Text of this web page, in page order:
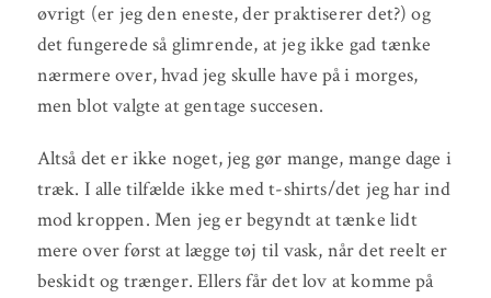
øvrigt (er jeg den eneste, der praktiserer det?) og
det fungerede så glimrende, at jeg ikke gad tænke
nærmere over, hvad jeg skulle have på i morges,
men blot valgte at gentage succesen.
Altså det er ikke noget, jeg gør mange, mange dage i
træk. I alle tilfælde ikke med t-shirts/det jeg har ind
mod kroppen. Men jeg er begyndt at tænke lidt
mere over først at lægge tøj til vask, når det reelt er
beskidt og trænger. Ellers får det lov at komme på